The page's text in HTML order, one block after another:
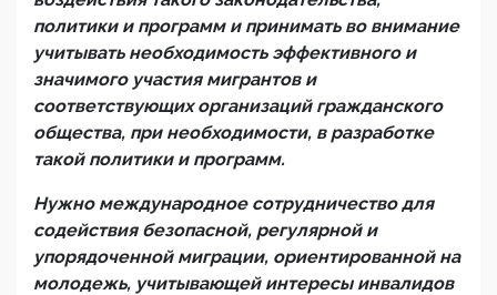
политики и программ и принимать во внимание
учитывать необходимость эффективного и
значимого участия мигрантов и
соответствующих организаций гражданского
общества, при необходимости, в разработке
такой политики и программ.
Нужно международное сотрудничество для
содействия безопасной, регулярной и
упорядоченной миграции, ориентированной на
молодежь, учитывающей интересы инвалидов